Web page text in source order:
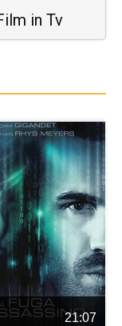
in Tv
21:07